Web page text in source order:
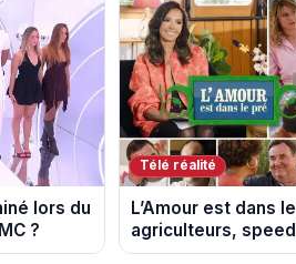
lors du
?
Télé réalité
L’Amour est dans
agriculteurs,
de nouvelles